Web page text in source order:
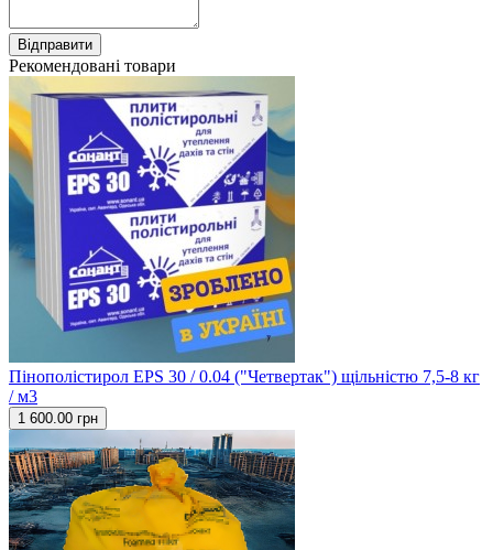
Відправити
Рекомендовані товари
Пінополістирол EPS 30 / 0.04 ("Четвертак") щільністю 7,5-8 кг
/ м3
1 600.00 грн